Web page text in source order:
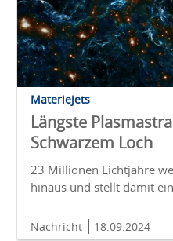
Materiejets
Längste
Schwarzem Loch
23 Millionen Lichtjahre
hinaus und stellt damit
Nachricht 18.09.2024